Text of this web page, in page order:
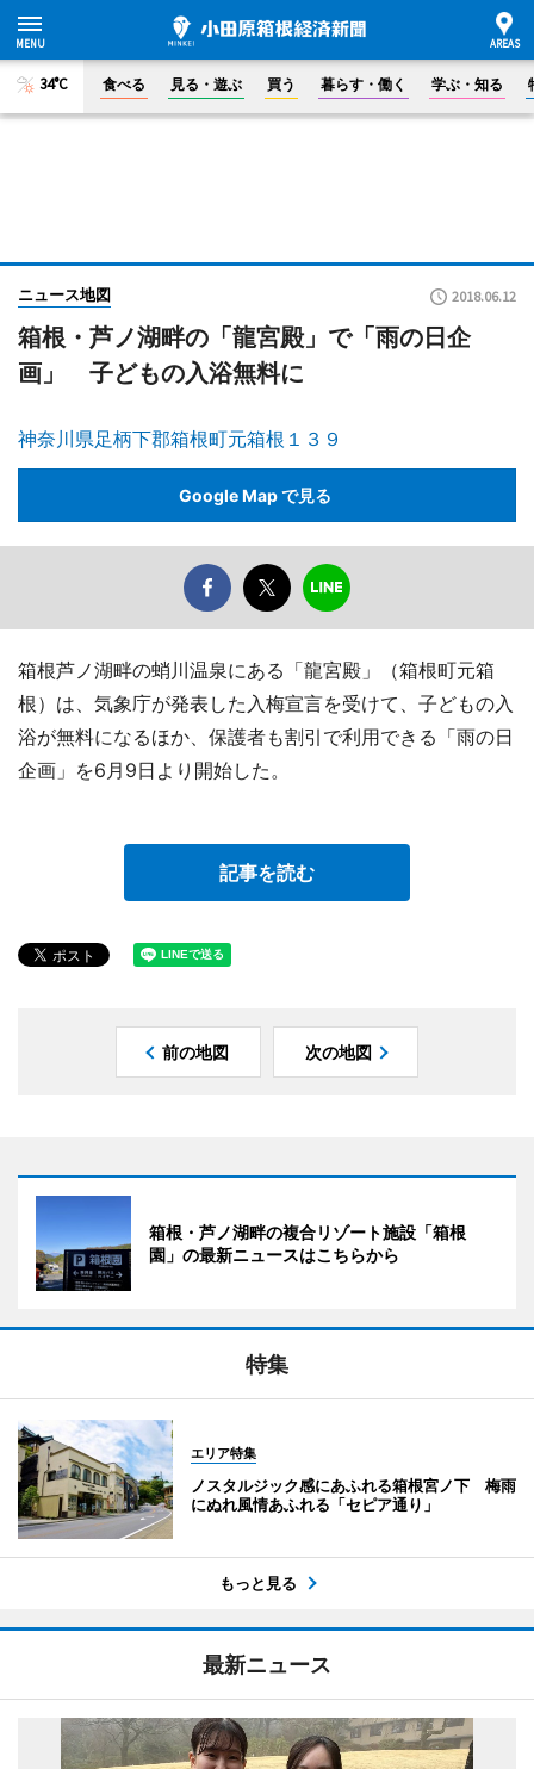
34°C 食べる 見る・遊ぶ 買う 暮らす・働く 学ぶ・知る
ニュース地図 2018.06.12
箱根・芦ノ湖畔の「龍宮殿」で「雨の日企
画」 子どもの入浴無料に
神奈川県足柄下郡箱根町元箱根１３９
Google Map で見る
箱根芦ノ湖畔の蛸川温泉にある「龍宮殿」（箱根町元箱
根）は、気象庁が発表した入梅宣言を受けて、子どもの入
浴が無料になるほか、保護者も割引で利用できる「雨の日
企画」を6月9日より開始した。
記事を読む
前の地図 次の地図
箱根・芦ノ湖畔の複合リゾート施設「箱根
園」の最新ニュースはこちらから
特集
エリア特集
ノスタルジック感にあふれる箱根宮ノ下 梅雨
にぬれ風情あふれる「セピア通り」
もっと見る
最新ニュース